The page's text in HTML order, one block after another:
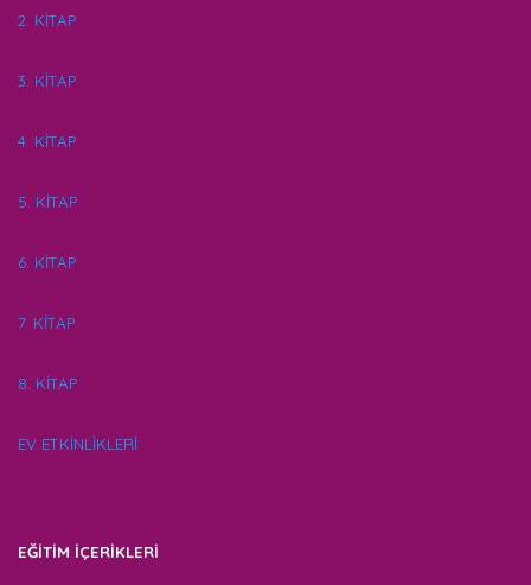
2. KİTAP
3. KİTAP
4. KİTAP
5. KİTAP
6. KİTAP
7. KİTAP
8. KİTAP
EV ETKİNLİKLERİ
EĞİTİM İÇERİKLERİ